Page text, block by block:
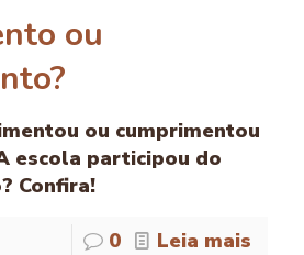
ou
ou cumprimentou
escola participou do
Confira!
0 Leia mais